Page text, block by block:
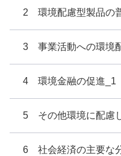
2 環境配慮型製品の
3 事業活動への環境
4 環境金融の促進_1
5 その他環境に配慮
6 社会経済の主要な